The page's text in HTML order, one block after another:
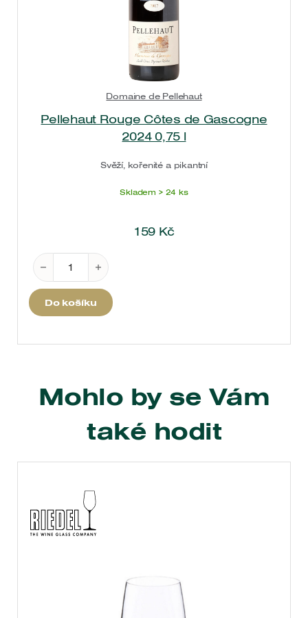
Domaine de Pellehaut
Pellehaut Rouge Côtes de Gascogne
2024 0,75 l
Svěží, kořenité a pikantní
Skladem > 24 ks
159 Kč
Pellehaut Rouge Côtes de Gascogne 2024 0,75 l
Do košíku
Mohlo by se Vám
také hodit